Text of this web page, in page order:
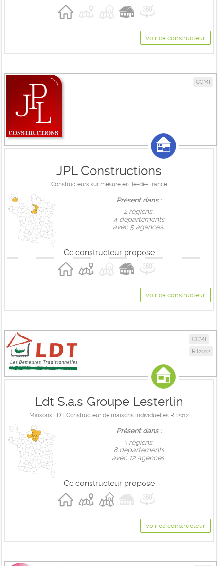
Voir ce constructeur
CCMI
JPL Constructions
Constructeurs sur mesure en Ile-de-France
Présent dans :
2 règions,
4 départements
avec 5 agences.
Ce constructeur propose
Voir ce constructeur
CCMI
RT2012
Ldt S.a.s Groupe Lesterlin
Maisons LDT Constructeur de maisons individuelles RT2012
Présent dans :
3 règions,
8 départements
avec 12 agences.
Ce constructeur propose
Voir ce constructeur